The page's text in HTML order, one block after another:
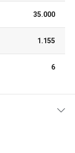
35.000
1.155
6